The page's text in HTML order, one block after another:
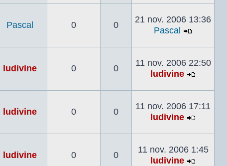
le
dernier
Pascal 0 0
21 nov. 2006 13:36
Pascal
le
dernier
ludivine 0 0
11 nov. 2006 22:50
ludivine
le
dernier
ludivine 0 0
11 nov. 2006 17:11
ludivine
le
dernier
ludivine 0 0
11 nov. 2006 1:45
ludivine